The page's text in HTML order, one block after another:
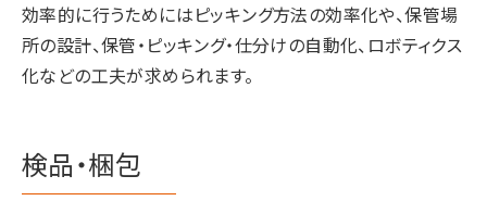
効率的に行うためにはピッキング方法の効率化や、保管場
所の設計、保管・ピッキング・仕分けの自動化、ロボティクス
化などの工夫が求められます。
検品・梱包